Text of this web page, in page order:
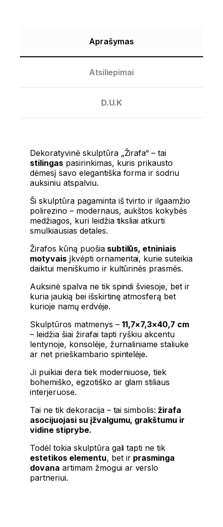
Aprašymas
Atsiliepimai
D.U.K
Dekoratyvinė skulptūra „Žirafa“ – tai
stilingaspasirinkimas, kuris prikausto
dėmesį savo elegantiška forma ir sodriu
auksiniu atspalviu.
Ši skulptūra pagaminta iš tvirto ir ilgaamžio
polirezino – modernaus, aukštos kokybės
medžiagos, kuri leidžia tiksliai atkurti
smulkiausias detales.
Žirafos kūną puošiasubtilūs, etniniais
motyvaisįkvėpti ornamentai, kurie suteikia
daiktui meniškumo ir kultūrinės prasmės.
Auksinė spalva ne tik spindi šviesoje, bet ir
kuria jaukią bei išskirtinę atmosferą bet
kurioje namų erdvėje.
Skulptūros matmenys – 11,7×7,3×40,7 cm
– leidžia šiai žirafai tapti ryškiu akcentu
lentynoje, konsolėje, žurnaliniame staliuke
ar net prieškambario spintelėje.
Ji puikiai dera tiek moderniuose, tiek
bohemiško, egzotiško ar glam stiliaus
interjeruose.
Tai ne tik dekoracija – tai simbolis: žirafa
asocijuojasi su įžvalgumu, grakštumu ir
vidine stiprybe.
Todėl tokia skulptūra gali tapti ne tik
estetikos elementu, bet ir prasminga
dovana artimam žmogui ar verslo
partneriui.